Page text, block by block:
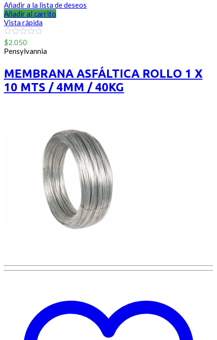
Añadir a la lista de deseos
Añadir al carrito
Vista rápida
0
out
of
$2.050
Pensylvannia
MEMBRANA ASFÁLTICA ROLLO 1 X
10 MTS / 4MM / 40KG